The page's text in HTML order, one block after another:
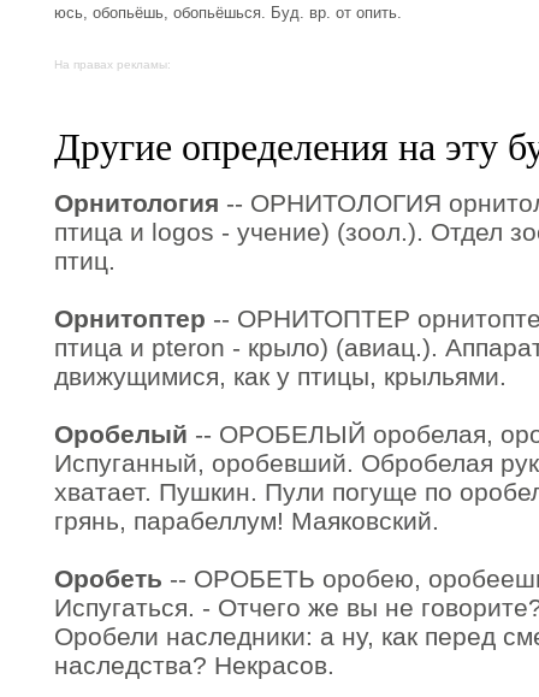
юсь, обопьёшь, обопьёшься. Буд. вр. от опить.
На правах рекламы:
Другие определения на эту
Орнитология -- ОРНИТОЛОГИЯ
птица и logos - учение) (зоол.). Отдел
птиц.
Орнитоптер -- ОРНИТОПТЕР
птица и pteron - крыло) (авиац.).
движущимися, как у птицы, крыльями.
Оробелый -- ОРОБЕЛЫЙ оробелая,
Испуганный, оробевший. Обробелая
хватает. Пушкин. Пули погуще по
грянь, парабеллум! Маяковский.
Оробеть -- ОРОБЕТЬ оробею,
Испугаться. - Отчего же вы не
Оробели наследники: а ну, как перед
наследства? Некрасов.